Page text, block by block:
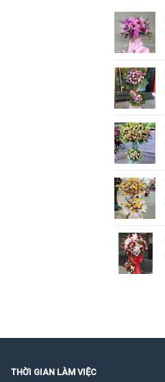
THỜI GIAN LÀM VIỆC